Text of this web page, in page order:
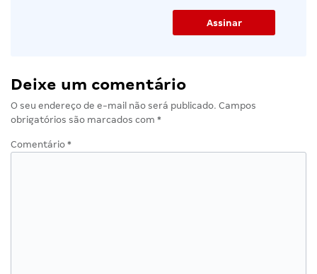
Deixe um comentário
O seu endereço de e-mail não será publicado. Campos
obrigatórios são marcados com *
Comentário *